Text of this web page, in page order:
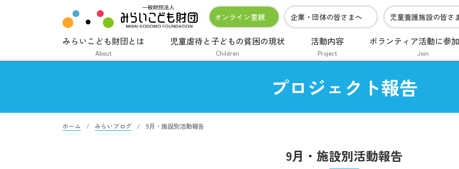
オンライン里親 企業・団体の皆さまへ 児童養護施設の皆さ
みらいこども財団とは
About
児童虐待と子どもの貧困の現状
Children
活動内容
Project
ボランティア活動に参
Join
プロジェクト報告
ホーム みらいブログ 9月・施設別活動報告
9月・施設別活動報告